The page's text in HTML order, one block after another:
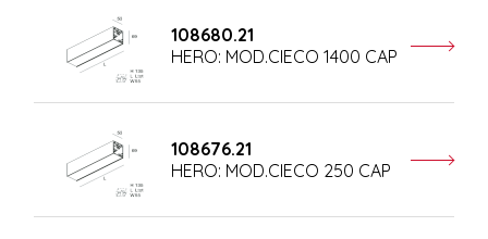
108680.21
HERO: MOD.CIECO 1400 CAP
108676.21
HERO: MOD.CIECO 250 CAP